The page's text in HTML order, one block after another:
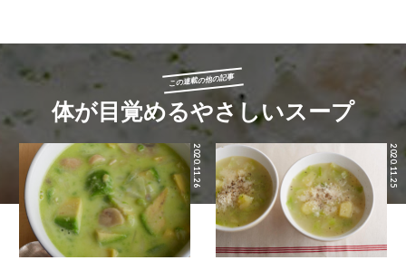
この連載の他の記事
体が目覚めるやさしいスープ
2020.11.26 2020.11.25